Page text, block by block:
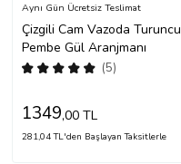
Çizgili Cam Vazoda Turuncu
Pembe Gül Aranjmanı
(5)
Aynı Gün Ücretsiz Teslimat
1349,00 TL
281,04 TL'den Başlayan Taksitlerle